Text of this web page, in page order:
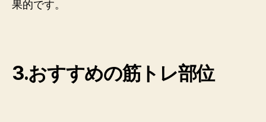
果的です。
3.おすすめの筋トレ部位